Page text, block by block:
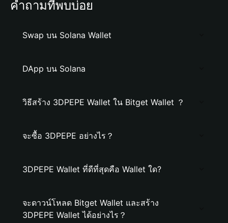
คำถามที่พบบ่อย
Swap บน Solana Wallet
DApp บน Solana
วิธีสร้าง 3DPEPE Wallet ใน Bitget Wallet ？
จะซื้อ 3DPEPE อย่างไร？
3DPEPE Wallet ที่ดีที่สุดคือ Wallet ใด?
จะดาวน์โหลด Bitget Wallet และสร้าง
3DPEPE Wallet ได้อย่างไร？